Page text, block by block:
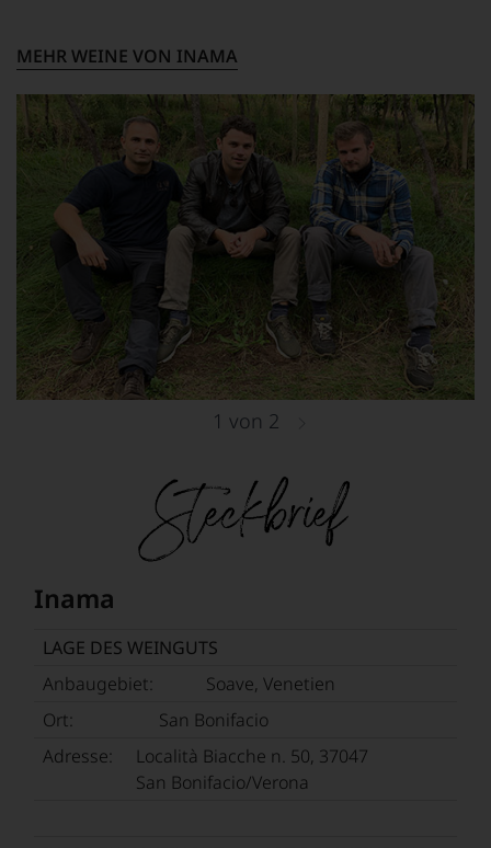
bewegt.
aber
genügt
uns
nicht
haben
festgestellt,
dass
manch
eine
Bewertung
schwer
nachvollziehbar
ist
wir
beschlossen:
WIR
WERDEN
UNSERE
AUCH
BEWERTEN.
MEHR WEINE VON INAMA
1 von 2
Inama
LAGE DES WEINGUTS
Anbaugebiet:
Soave, Venetien
Ort:
San Bonifacio
Adresse:
Località Biacche n. 50, 37047
San Bonifacio/Verona